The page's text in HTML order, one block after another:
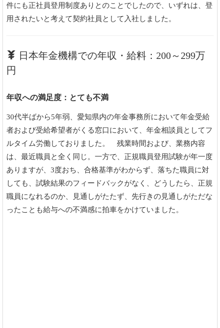
件にも正社員登用制度ありとのことでしたので、いずれは、登
用されたいと考えて契約社員として入社しました。
日本年金機構での年収・給料：200～299万
円
年収への満足度：とても不満
30代半ばから5年弱、愛知県内の年金事務所において年金受給
者および受給希望者がくる窓口において、年金相談員としてフ
ルタイム労働しておりました。 残業時間および、業務内容
は、最近職員と全く同じ。一方で、正規職員登用試験が年一度
ありますが、3度おち、合格基準がわからず、落ちた職員に対
しても、試験結果のフィードバックがなく、どうしたら、正規
職員になれるのか、見通しがたたず、先行きの見通しがただな
ったことも給与への不満感に拍車をかけていました。